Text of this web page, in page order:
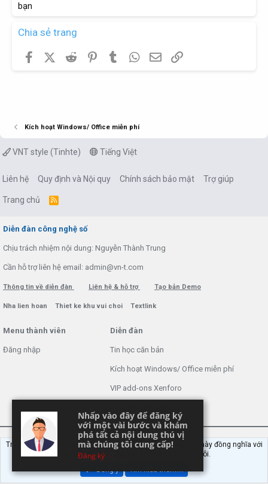
Nhấp vào đây để đăng ký
với một vài bước và khám
phá tất cả nội dung thú vị
mà chúng tôi cung cấp!
Forum VNT
bạn
Chia sẻ trang
FacebookX (Twitter)
Reddit PinterestTumblr WhatsApp
Email
Kích hoạt Windows/ Office miễn phí
VNT style (Tinhte) Tiếng Việt
Liên hệ Quy định và Nội quy Chính sách bảo mật Trợ giúp
Trang chủ
R
Diễn đàn công nghệ số
Chịu trách nhiệm nội dung: Nguyễn Thành Trung
Cần hỗ trợ liên hệ email: admin@vn-t.com
Thông tin về diễn đàn Liên hệ & hỗ trợ Tạo bản Demo
Nha lien hoan Thiet ke khu vui choi Textlink
Menu thành viên
Đăng nhập
Diễn đàn
Tin học căn bản
Kích hoạt Windows/ Office miễn phí
VIP add-ons Xenforo
Community platform by XenForo® © 2010-2022 XenForo Ltd.
Trang web này sử dụng cookie. Tiếp tục sử dụng trang web này đồng nghĩa với
việc bạn đồng ý sử dụng cookie của chúng tôi.
Đồng ý
Tìm hiểu thêm.…
Nhấp vào đây để đăng ký
với một vài bước và khám
phá tất cả nội dung thú vị
mà chúng tôi cung cấp!
Đăng ký